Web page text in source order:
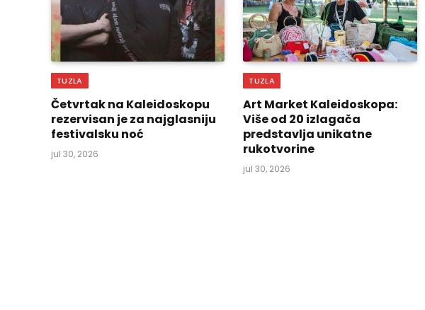
TUZLA
Četvrtak na Kaleidoskopu
rezervisan je za najglasniju
festivalsku noć
jul 30, 2026
TUZLA
Art Market Kaleidoskopa:
Više od 20 izlagača
predstavlja unikatne
rukotvorine
jul 30, 2026